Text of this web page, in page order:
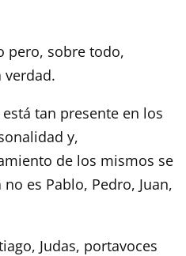
pero, sobre todo,
verdad.
tan presente en los
y,
de los mismos se
es Pablo, Pedro, Juan,
Judas, portavoces